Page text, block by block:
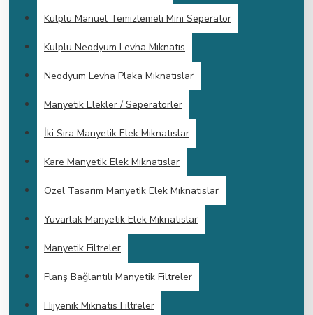
Kulplu Manuel Temizlemeli Mini Seperatör
Kulplu Neodyum Levha Mıknatıs
Neodyum Levha Plaka Mıknatıslar
Manyetik Elekler / Seperatörler
İki Sıra Manyetik Elek Mıknatıslar
Kare Manyetik Elek Mıknatıslar
Özel Tasarım Manyetik Elek Mıknatıslar
Yuvarlak Manyetik Elek Mıknatıslar
Manyetik Filtreler
Flanş Bağlantılı Manyetik Filtreler
Hijyenik Mıknatıs Filtreler